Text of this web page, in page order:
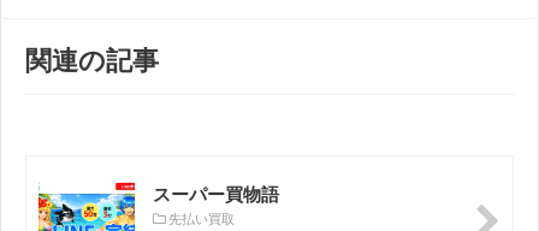
関連の記事
スーパー買物語
先払い買取